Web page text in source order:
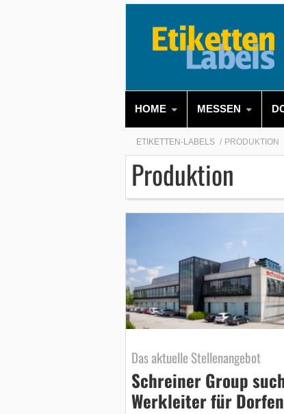
HOME MESSEN
ETIKETTEN-LABELS PRODUKTION
Produktion
Das aktuelle Stellenangebot
Schreiner Group
Werkleiter für Dorfen